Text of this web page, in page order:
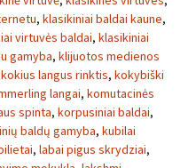
, klasikiniai baldai kaune,
virtuvės baldai, klasikiniai
gamyba, klijuotos medienos
kokius langus rinktis, kokybiški
langai, komutacinės
spinta, korpusiniai baldai,
baldų gamyba, kubilai
, labai pigus skrydziai,